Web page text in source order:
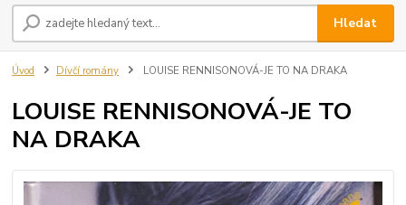
Hledat
Úvod Dívčí romány LOUISE RENNISONOVÁ-JE TO NA DRAKA
LOUISE RENNISONOVÁ-JE TO
NA DRAKA